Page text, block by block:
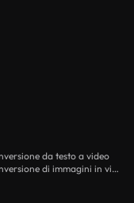
da testo a video
Flussi di lavoro di intelligenza artificiale per la conversione di immagini in video